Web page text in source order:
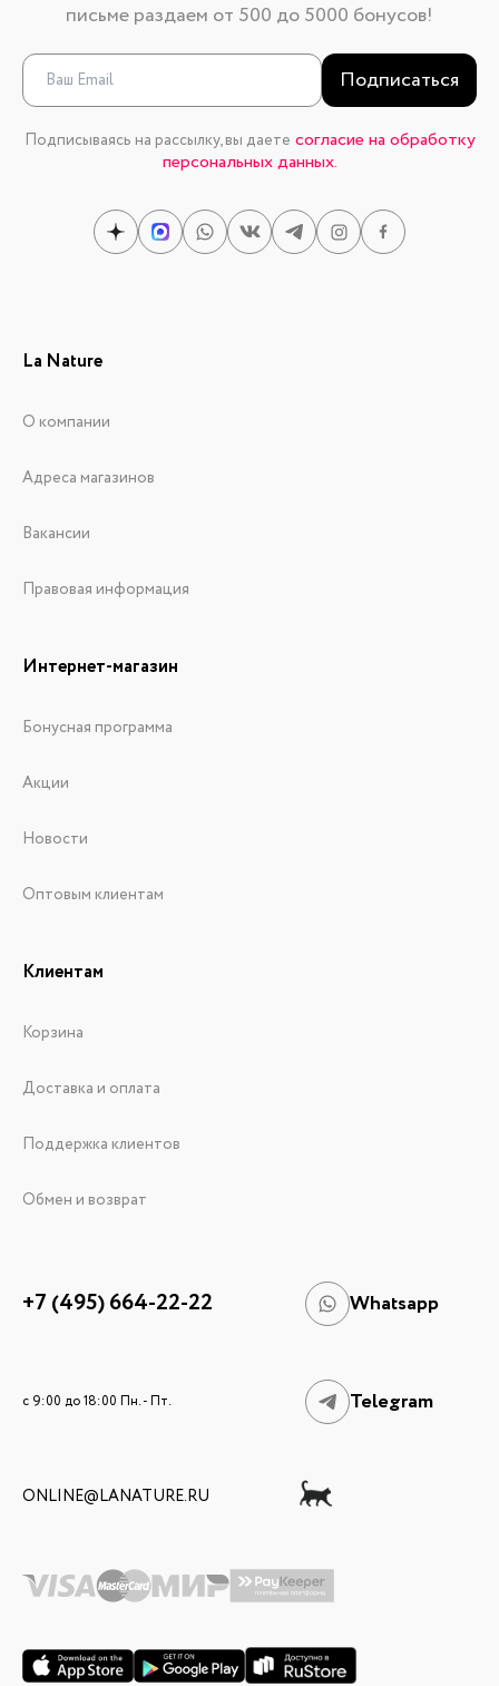
письме раздаем от 500 до 5000 бонусов!
Подписаться
Подписываясь на рассылку, вы даете согласие на обработку
персональных данных.
La Nature
О компании
Адреса магазинов
Вакансии
Правовая информация
Интернет-магазин
Бонусная программа
Акции
Новости
Оптовым клиентам
Клиентам
Корзина
Доставка и оплата
Поддержка клиентов
Обмен и возврат
+7 (495) 664-22-22 Whatsapp
c 9:00 до 18:00 Пн. - Пт. Telegram
ONLINE@LANATURE.RU